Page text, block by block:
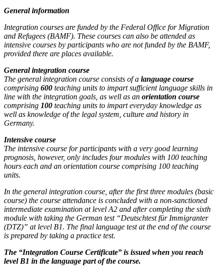
General information
Integration courses are funded by the Federal Office for Migration
and Refugees (BAMF). These courses can also be attended as
intensive courses by participants who are not funded by the BAMF,
provided there are places available.
General integration course
The general integration course consists of a language course
comprising 600 teaching units to impart sufficient language skills in
line with the integration goals, as well as an orientation course
comprising 100 teaching units to impart everyday knowledge as
well as knowledge of the legal system, culture and history in
Germany.
Intensive course
The intensive course for participants with a very good learning
prognosis, however, only includes four modules with 100 teaching
hours each and an orientation course comprising 100 teaching
units.
In the general integration course, after the first three modules (basic
course) the course attendance is concluded with a non-sanctioned
intermediate examination at level A2 and after completing the sixth
module with taking the German test “Deutschtest für Immigranter
(DTZ)” at level B1. The final language test at the end of the course
is prepared by taking a practice test.
The “Integration Course Certificate” is issued when you reach
level B1 in the language part of the course.